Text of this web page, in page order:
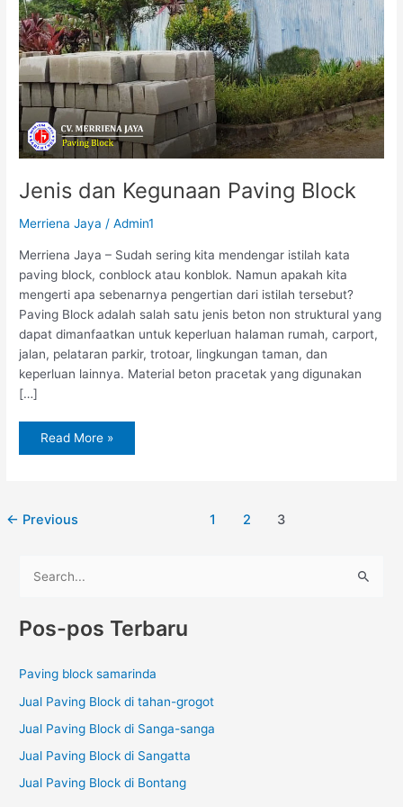
Jenis dan Kegunaan Paving Block
Merriena Jaya /Admin1
Merriena Jaya – Sudah sering kita mendengar istilah kata
paving block, conblock atau konblok. Namun apakah kita
mengerti apa sebenarnya pengertian dari istilah tersebut?
Paving Block adalah salah satu jenis beton non struktural yang
dapat dimanfaatkan untuk keperluan halaman rumah, carport,
jalan, pelataran parkir, trotoar, lingkungan taman, dan
keperluan lainnya. Material beton pracetak yang digunakan
[…]
Read More »
← Previous 1 2 3
r
u
n
u
Pos-pos Terbaru
Paving block samarinda
Jual Paving Block di tahan-grogot
Jual Paving Block di Sanga-sanga
Jual Paving Block di Sangatta
Jual Paving Block di Bontang